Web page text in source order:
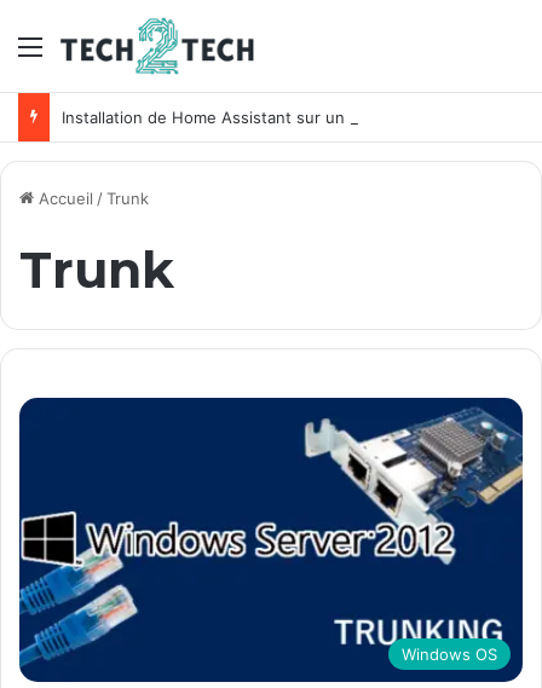
Menu
Installation de Home Assistant sur un NAS Synology
Accueil /Trunk
Trunk
Windows OS